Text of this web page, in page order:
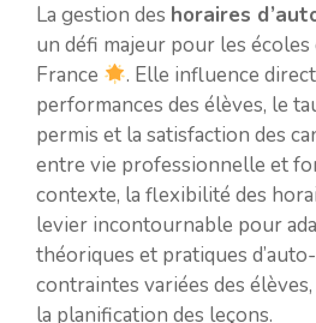
La gestion des horaires
un défi majeur pour les écoles
France
. Elle influence
performances des élèves, le
permis et la satisfaction des
entre vie professionnelle et
contexte, la flexibilité des
levier incontournable pour
théoriques et pratiques
contraintes variées des
la planification des leçons.